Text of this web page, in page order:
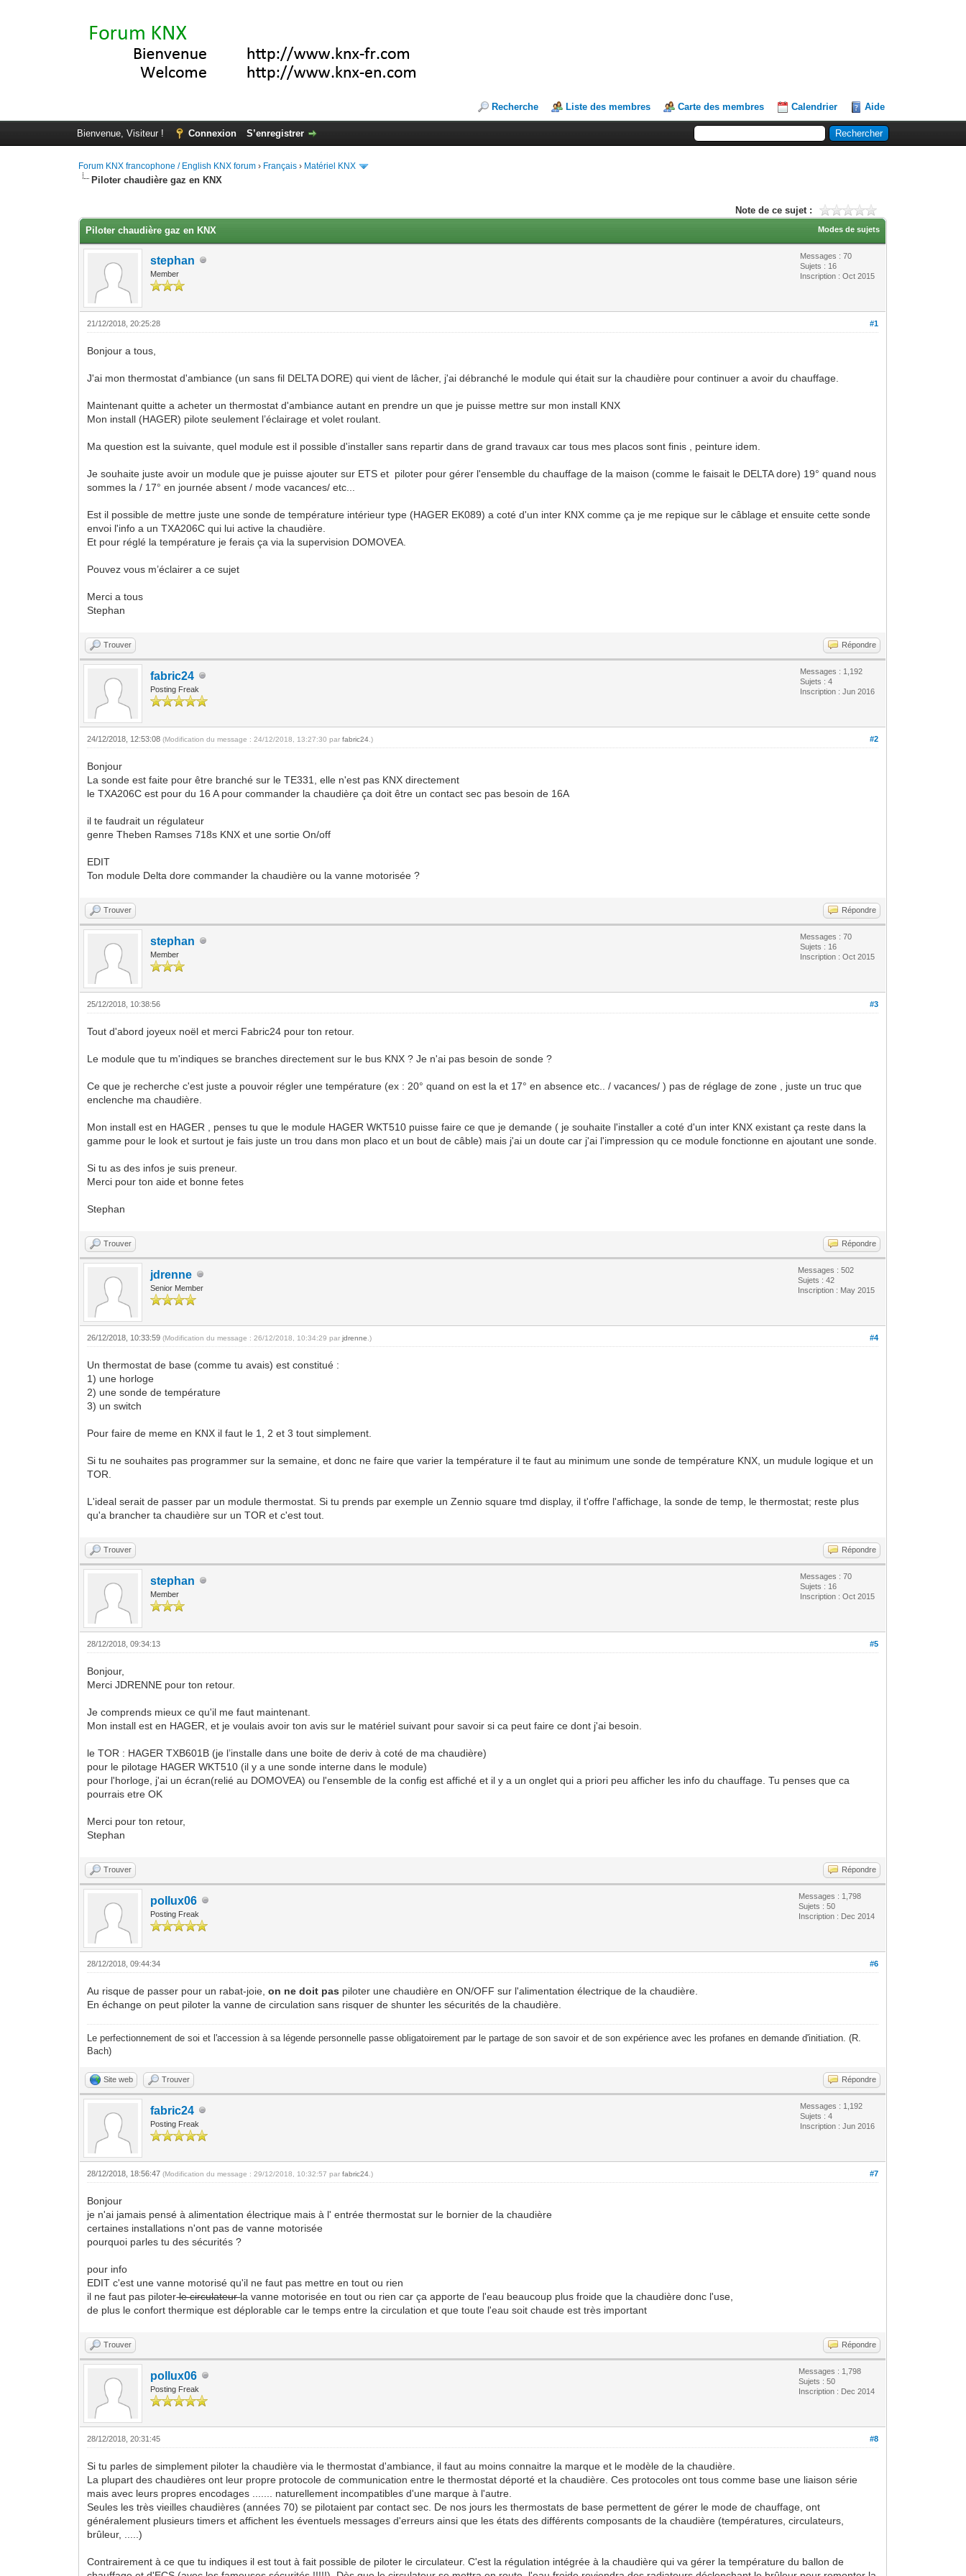
Recherche Liste des membres Carte des membres Calendrier Aide
Bienvenue, Visiteur ! Connexion S’enregistrer
Forum KNX francophone / English KNX forum › Français › Matériel KNX
Piloter chaudière gaz en KNX
Note de ce sujet :
Modes de sujets
Piloter chaudière gaz en KNX
stephan
Member
Messages : 70
Sujets : 16
Inscription : Oct 2015
#1
21/12/2018, 20:25:28
Bonjour a tous,
J'ai mon thermostat d'ambiance (un sans fil DELTA DORE) qui vient de lâcher, j'ai débranché le module qui était sur la chaudière pour continuer a avoir du chauffage.
Maintenant quitte a acheter un thermostat d'ambiance autant en prendre un que je puisse mettre sur mon install KNX
Mon install (HAGER) pilote seulement l’éclairage et volet roulant.
Ma question est la suivante, quel module est il possible d'installer sans repartir dans de grand travaux car tous mes placos sont finis , peinture idem.
Je souhaite juste avoir un module que je puisse ajouter sur ETS et piloter pour gérer l'ensemble du chauffage de la maison (comme le faisait le DELTA dore) 19° quand nous
sommes la / 17° en journée absent / mode vacances/ etc...
Est il possible de mettre juste une sonde de température intérieur type (HAGER EK089) a coté d'un inter KNX comme ça je me repique sur le câblage et ensuite cette sonde
envoi l'info a un TXA206C qui lui active la chaudière.
Et pour réglé la température je ferais ça via la supervision DOMOVEA.
Pouvez vous m’éclairer a ce sujet
Merci a tous
Stephan
Trouver Répondre
fabric24
Posting Freak
Messages : 1,192
Sujets : 4
Inscription : Jun 2016
#2
24/12/2018, 12:53:08(Modification du message : 24/12/2018, 13:27:30 parfabric24 .)
Bonjour
La sonde est faite pour être branché sur le TE331, elle n'est pas KNX directement
le TXA206C est pour du 16 A pour commander la chaudière ça doit être un contact sec pas besoin de 16A
il te faudrait un régulateur
genre Theben Ramses 718s KNX et une sortie On/off
EDIT
Ton module Delta dore commander la chaudière ou la vanne motorisée ?
Trouver Répondre
stephan
Member
Messages : 70
Sujets : 16
Inscription : Oct 2015
#3
25/12/2018, 10:38:56
Tout d'abord joyeux noël et merci Fabric24 pour ton retour.
Le module que tu m'indiques se branches directement sur le bus KNX ? Je n'ai pas besoin de sonde ?
Ce que je recherche c'est juste a pouvoir régler une température (ex : 20° quand on est la et 17° en absence etc.. / vacances/ ) pas de réglage de zone , juste un truc que
enclenche ma chaudière.
Mon install est en HAGER , penses tu que le module HAGER WKT510 puisse faire ce que je demande ( je souhaite l'installer a coté d'un inter KNX existant ça reste dans la
gamme pour le look et surtout je fais juste un trou dans mon placo et un bout de câble) mais j'ai un doute car j'ai l'impression qu ce module fonctionne en ajoutant une sonde.
Si tu as des infos je suis preneur.
Merci pour ton aide et bonne fetes
Stephan
Trouver Répondre
jdrenne
Senior Member
Messages : 502
Sujets : 42
Inscription : May 2015
#4
26/12/2018, 10:33:59(Modification du message : 26/12/2018, 10:34:29 parjdrenne .)
Un thermostat de base (comme tu avais) est constitué :
1) une horloge
2) une sonde de température
3) un switch
Pour faire de meme en KNX il faut le 1, 2 et 3 tout simplement.
Si tu ne souhaites pas programmer sur la semaine, et donc ne faire que varier la température il te faut au minimum une sonde de température KNX, un mudule logique et un
TOR.
L'ideal serait de passer par un module thermostat. Si tu prends par exemple un Zennio square tmd display, il t'offre l'affichage, la sonde de temp, le thermostat; reste plus
qu'a brancher ta chaudière sur un TOR et c'est tout.
Trouver Répondre
stephan
Member
Messages : 70
Sujets : 16
Inscription : Oct 2015
#5
28/12/2018, 09:34:13
Bonjour,
Merci JDRENNE pour ton retour.
Je comprends mieux ce qu'il me faut maintenant.
Mon install est en HAGER, et je voulais avoir ton avis sur le matériel suivant pour savoir si ca peut faire ce dont j'ai besoin.
le TOR : HAGER TXB601B (je l’installe dans une boite de deriv à coté de ma chaudière)
pour le pilotage HAGER WKT510 (il y a une sonde interne dans le module)
pour l'horloge, j'ai un écran(relié au DOMOVEA) ou l'ensemble de la config est affiché et il y a un onglet qui a priori peu afficher les info du chauffage. Tu penses que ca
pourrais etre OK
Merci pour ton retour,
Stephan
Trouver Répondre
pollux06
Posting Freak
Messages : 1,798
Sujets : 50
Inscription : Dec 2014
#6
28/12/2018, 09:44:34
Au risque de passer pour un rabat-joie,on ne doit pas piloter une chaudière en ON/OFF sur l'alimentation électrique de la chaudière.
En échange on peut piloter la vanne de circulation sans risquer de shunter les sécurités de la chaudière.
Le perfectionnement de soi et l'accession à sa légende personnelle passe obligatoirement par le partage de son savoir et de son expérience avec les profanes en demande d'initiation. (R.
Bach)
Site web Trouver Répondre
fabric24
Posting Freak
Messages : 1,192
Sujets : 4
Inscription : Jun 2016
#7
28/12/2018, 18:56:47(Modification du message : 29/12/2018, 10:32:57 parfabric24 .)
Bonjour
je n'ai jamais pensé à alimentation électrique mais à l' entrée thermostat sur le bornier de la chaudière
certaines installations n'ont pas de vanne motorisée
pourquoi parles tu des sécurités ?
pour info
EDIT c'est une vanne motorisé qu'il ne faut pas mettre en tout ou rien
il ne faut pas piloterle circulateurla vanne motorisée en tout ou rien car ça apporte de l'eau beaucoup plus froide que la chaudière donc l'use,
de plus le confort thermique est déplorable car le temps entre la circulation et que toute l'eau soit chaude est très important
Trouver Répondre
pollux06
Posting Freak
Messages : 1,798
Sujets : 50
Inscription : Dec 2014
#8
28/12/2018, 20:31:45
Si tu parles de simplement piloter la chaudière via le thermostat d'ambiance, il faut au moins connaitre la marque et le modèle de la chaudière.
La plupart des chaudières ont leur propre protocole de communication entre le thermostat déporté et la chaudière. Ces protocoles ont tous comme base une liaison série
mais avec leurs propres encodages ....... naturellement incompatibles d'une marque à l'autre.
Seules les très vieilles chaudières (années 70) se pilotaient par contact sec. De nos jours les thermostats de base permettent de gérer le mode de chauffage, ont
généralement plusieurs timers et affichent les éventuels messages d'erreurs ainsi que les états des différents composants de la chaudière (températures, circulateurs,
brûleur, .....)
Contrairement à ce que tu indiques il est tout à fait possible de piloter le circulateur. C'est la régulation intégrée à la chaudière qui va gérer la température du ballon de